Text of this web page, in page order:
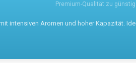
Premium-Qualität zu
intensiven Aromen und hoher Kapazität.